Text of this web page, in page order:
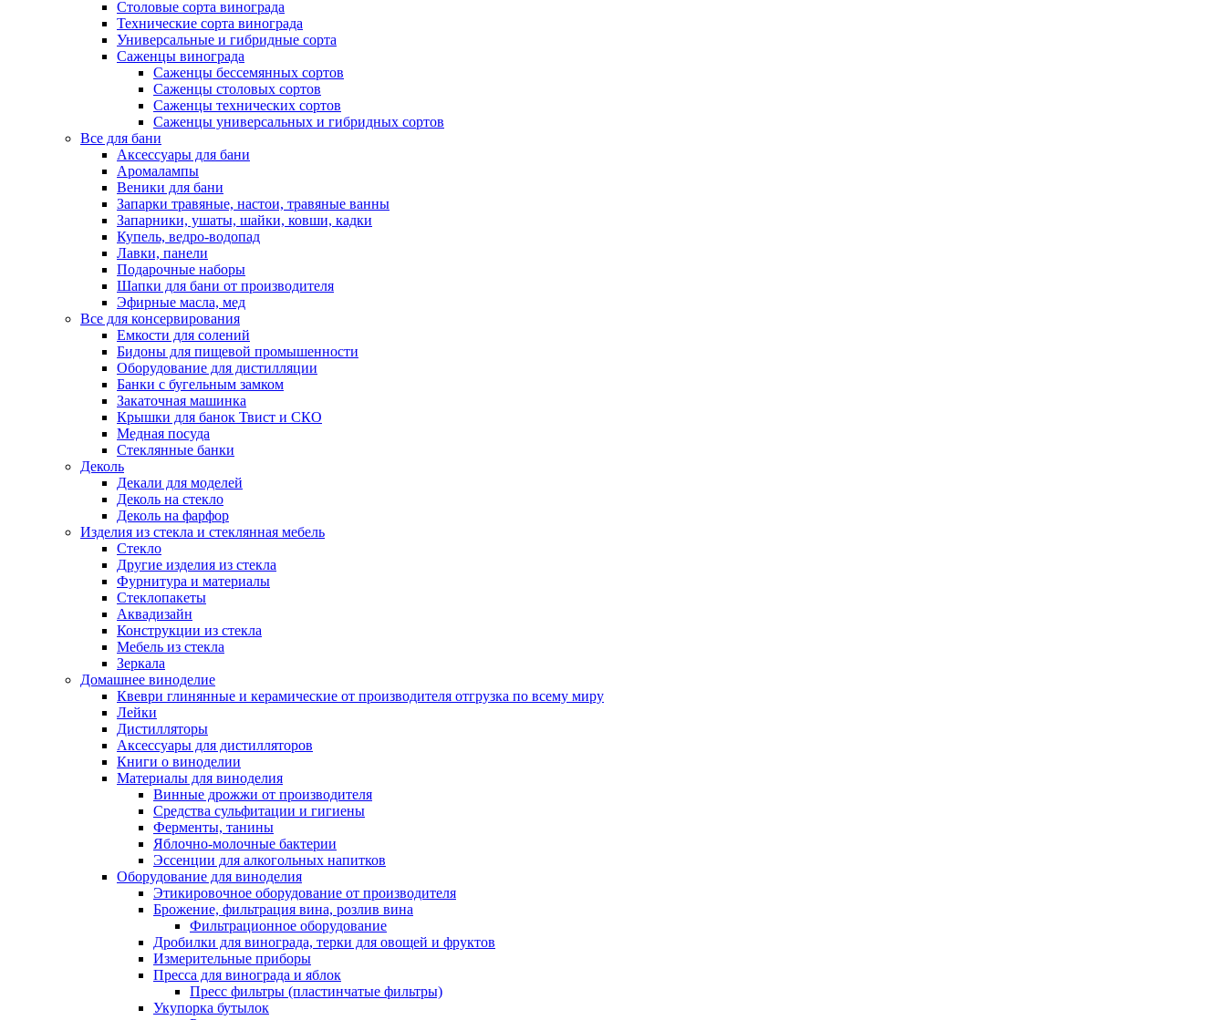
Столовые сорта винограда
Технические сорта винограда
Универсальные и гибридные сорта
Саженцы винограда
Саженцы бессемянных сортов
Саженцы столовых сортов
Саженцы технических сортов
Саженцы универсальных и гибридных сортов
Все для бани
Аксессуары для бани
Аромалампы
Веники для бани
Запарки травяные, настои, травяные ванны
Запарники, ушаты, шайки, ковши, кадки
Купель, ведро-водопад
Лавки, панели
Подарочные наборы
Шапки для бани от производителя
Эфирные масла, мед
Все для консервирования
Емкости для солений
Бидоны для пищевой промышенности
Оборудование для дистилляции
Банки с бугельным замком
Закаточная машинка
Крышки для банок Твист и СКО
Медная посуда
Стеклянные банки
Деколь
Декали для моделей
Деколь на стекло
Деколь на фарфор
Изделия из стекла и стеклянная мебель
Стекло
Другие изделия из стекла
Фурнитура и материалы
Стеклопакеты
Аквадизайн
Конструкции из стекла
Мебель из стекла
Зеркала
Домашнее виноделие
Квеври глинянные и керамические от производителя отгрузка по всему миру
Лейки
Дистилляторы
Аксессуары для дистилляторов
Книги о виноделии
Материалы для виноделия
Винные дрожжи от производителя
Средства сульфитации и гигиены
Ферменты, танины
Яблочно-молочные бактерии
Эссенции для алкогольных напитков
Оборудование для виноделия
Этикировочное оборудование от производителя
Брожение, фильтрация вина, розлив вина
Фильтрационное оборудование
Дробилки для винограда, терки для овощей и фруктов
Измерительные приборы
Пресса для винограда и яблок
Пресс фильтры (пластинчатые фильтры)
Укупорка бутылок